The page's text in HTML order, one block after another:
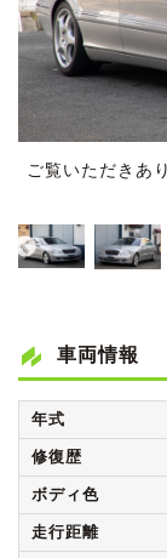
ご覧いただきあ
車両情報
年式
修復歴
ボディ色
走行距離